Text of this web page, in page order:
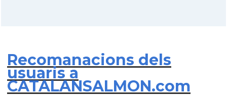
Recomanacions dels
usuaris a
CATALANSALMON.com